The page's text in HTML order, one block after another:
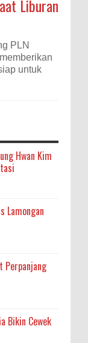
Liburan
PLN
untuk
Hwan Kim
Lamongan
Perpanjang
Bikin Cewek